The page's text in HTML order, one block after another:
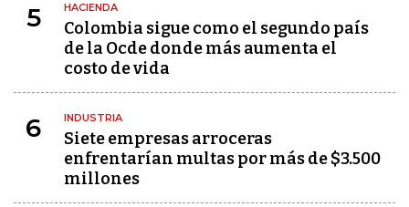
5 HACIENDA
Colombia sigue como el segundo país
de la Ocde donde más aumenta el
costo de vida
6 INDUSTRIA
Siete empresas arroceras
enfrentarían multas por más de $3.500
millones